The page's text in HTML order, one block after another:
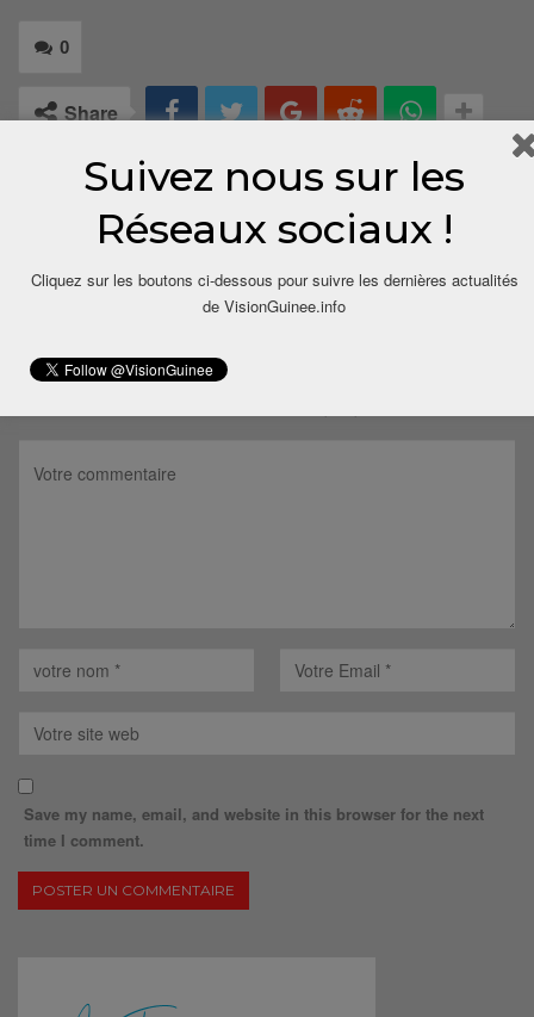
0
Share
LAISSER UN COMMENTAIRE
Save my name, email, and website in this browser for the next
time I comment.
Suivez nous sur les
Réseaux sociaux !
Cliquez sur les boutons ci-dessous pour suivre les dernières actualités
de VisionGuinee.info